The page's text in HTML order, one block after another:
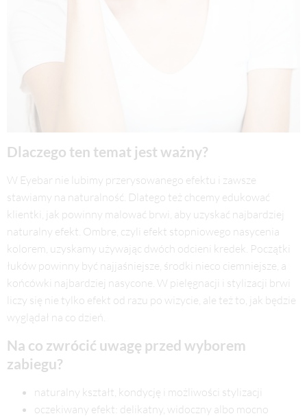
Dlaczego ten temat jest ważny?
W Eyebar nie lubimy przerysowanego efektu i zawsze
stawiamy na naturalność. Dlatego też chcemy edukować
klientki, jak powinny malować brwi, aby uzyskać najbardziej
naturalny efekt. Ombre, czyli efekt stopniowego nasycenia
kolorem, uzyskamy używając dwóch odcieni kredek. Początki
łuków powinny być najjaśniejsze, środki nieco ciemniejsze, a
końcówki najbardziej nasycone. W pielęgnacji i stylizacji brwi
liczy się nie tylko efekt od razu po wizycie, ale też to, jak będzie
wyglądał na co dzień.
Na co zwrócić uwagę przed wyborem
zabiegu?
naturalny kształt, kondycję i możliwości stylizacji
oczekiwany efekt: delikatny, widoczny albo mocno